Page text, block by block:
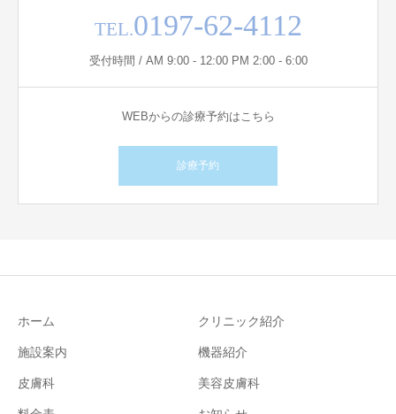
TEL.0197-62-4112
受付時間 / AM 9:00 - 12:00 PM 2:00 - 6:00
WEBからの診療予約はこちら
診療予約
ホーム クリニック紹介
施設案内 機器紹介
皮膚科 美容皮膚科